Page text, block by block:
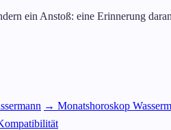
ein Anstoß: eine Erinnerung
→ Monatshoroskop